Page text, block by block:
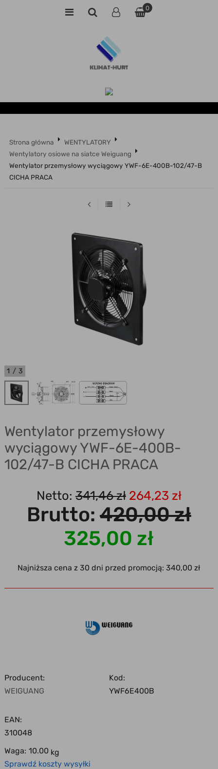
0
Strona główna
WENTYLATORY
Wentylatory osiowe na siatce Weiguang
Wentylator przemysłowy wyciągowy YWF-6E-400B-102/47-B
CICHA PRACA
1 / 3
Wentylator przemysłowy
wyciągowy YWF-6E-400B-
102/47-B CICHA PRACA
Netto: 341,46 zł 264,23 zł
Brutto: 420,00 zł
325,00 zł
Najniższa cena z 30 dni przed promocją: 340,00 zł
Producent:
WEIGUANG
Kod:
YWF6E400B
EAN:
310048
Waga: 10.00 kg
Sprawdź koszty wysyłki